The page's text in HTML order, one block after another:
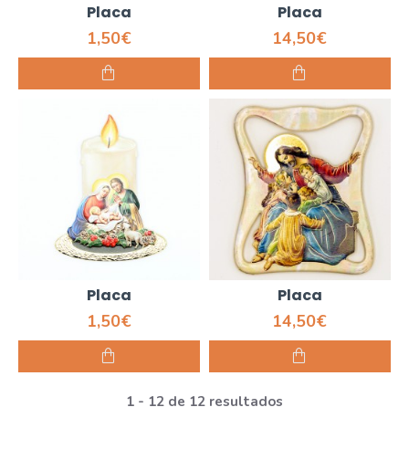
Placa
1,50€
Placa
14,50€
Placa
1,50€
Placa
14,50€
1 - 12 de 12 resultados